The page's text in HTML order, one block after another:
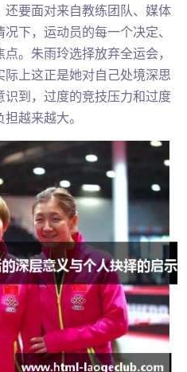
要面对来自教练团队、媒体
下，运动员的每一个决定、
。朱雨玲选择放弃全运会，
上这正是她对自己处境深思
到，过度的竞技压力和过度
越来越大。